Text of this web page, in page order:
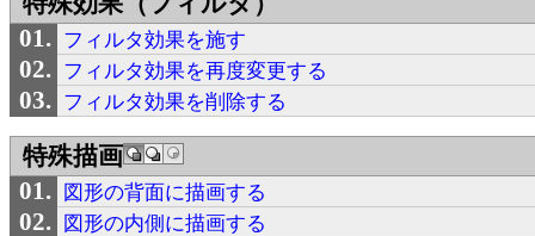
フィルタ効果を施す
フィルタ効果を再度変更する
フィルタ効果を削除する
特殊描画
図形の背面に描画する
図形の内側に描画する